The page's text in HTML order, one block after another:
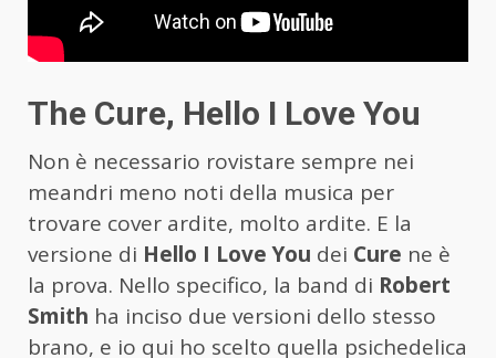
The Cure, Hello I Love You
Non è necessario rovistare sempre nei
meandri meno noti della musica per
trovare cover ardite, molto ardite. E la
versione di Hello I Love You dei Cure ne è
la prova. Nello specifico, la band di Robert
Smith ha inciso due versioni dello stesso
brano, e io qui ho scelto quella psichedelica